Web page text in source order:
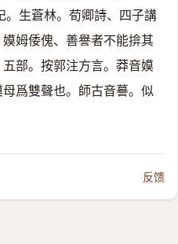
。生蒼林。荀卿詩、四子講
姆倭傀、善譽者不能揜其
部。按郭注方言。莽音嫫
爲雙聲也。師古音謩。似
反馈